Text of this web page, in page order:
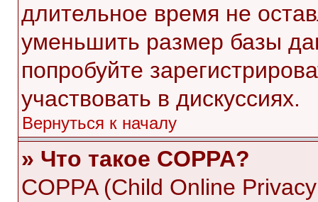
длительное время не
уменьшить размер базы
попробуйте
участвовать в дискуссиях.
Вернуться к началу
» Что такое COPPA?
COPPA (Child Online